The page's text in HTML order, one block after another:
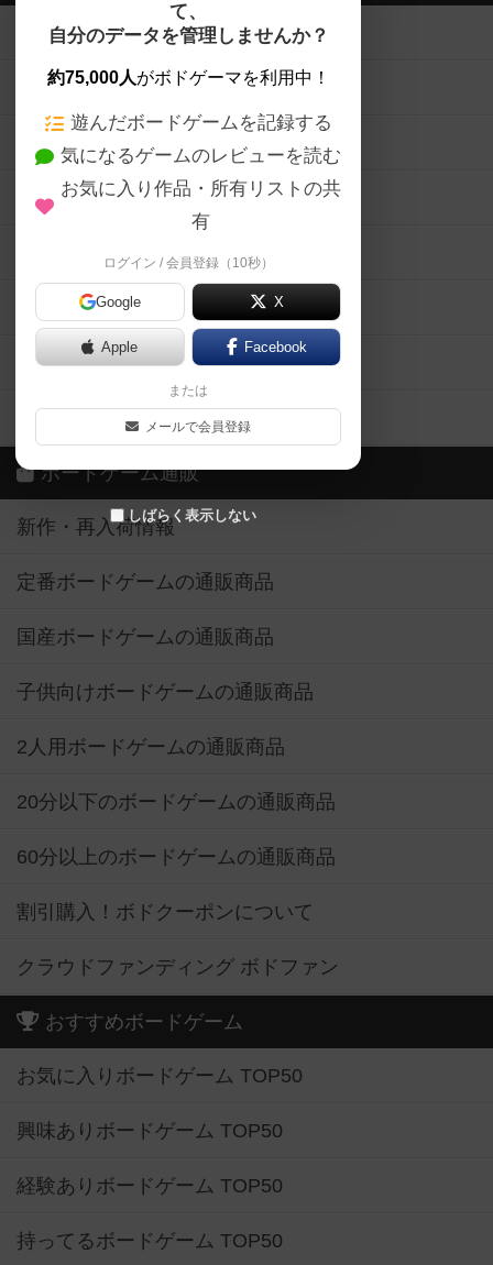
て、
自分のデータを管理しませんか？
約75,000人がボドゲーマを利用中！
遊んだボードゲームを記録する
気になるゲームのレビューを読む
お気に入り作品・所有リストの共
有
ログイン / 会員登録（10秒）
Google X
Apple Facebook
または
メールで会員登録
しばらく表示しない
ボードゲームを検索する
ボードゲームの新着レビュー
ボードゲーム会情報
メカニクス特集
掲示板・トピックス
ボドとも・会員一覧
ボードゲーム業界コラム
ボドゲーマご利用案内
ボードゲーム通販
新作・再入荷情報
定番ボードゲームの通販商品
国産ボードゲームの通販商品
子供向けボードゲームの通販商品
2人用ボードゲームの通販商品
20分以下のボードゲームの通販商品
60分以上のボードゲームの通販商品
割引購入！ボドクーポンについて
クラウドファンディング ボドファン
おすすめボードゲーム
お気に入りボードゲーム TOP50
興味ありボードゲーム TOP50
経験ありボードゲーム TOP50
持ってるボードゲーム TOP50